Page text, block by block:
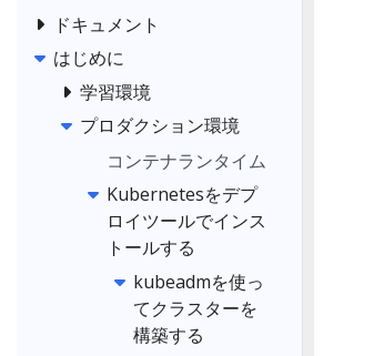
ドキュメント
はじめに
学習環境
プロダクション環境
コンテナランタイム
Kubernetesをデプ
ロイツールでインス
トールする
kubeadmを使っ
てクラスターを
構築する